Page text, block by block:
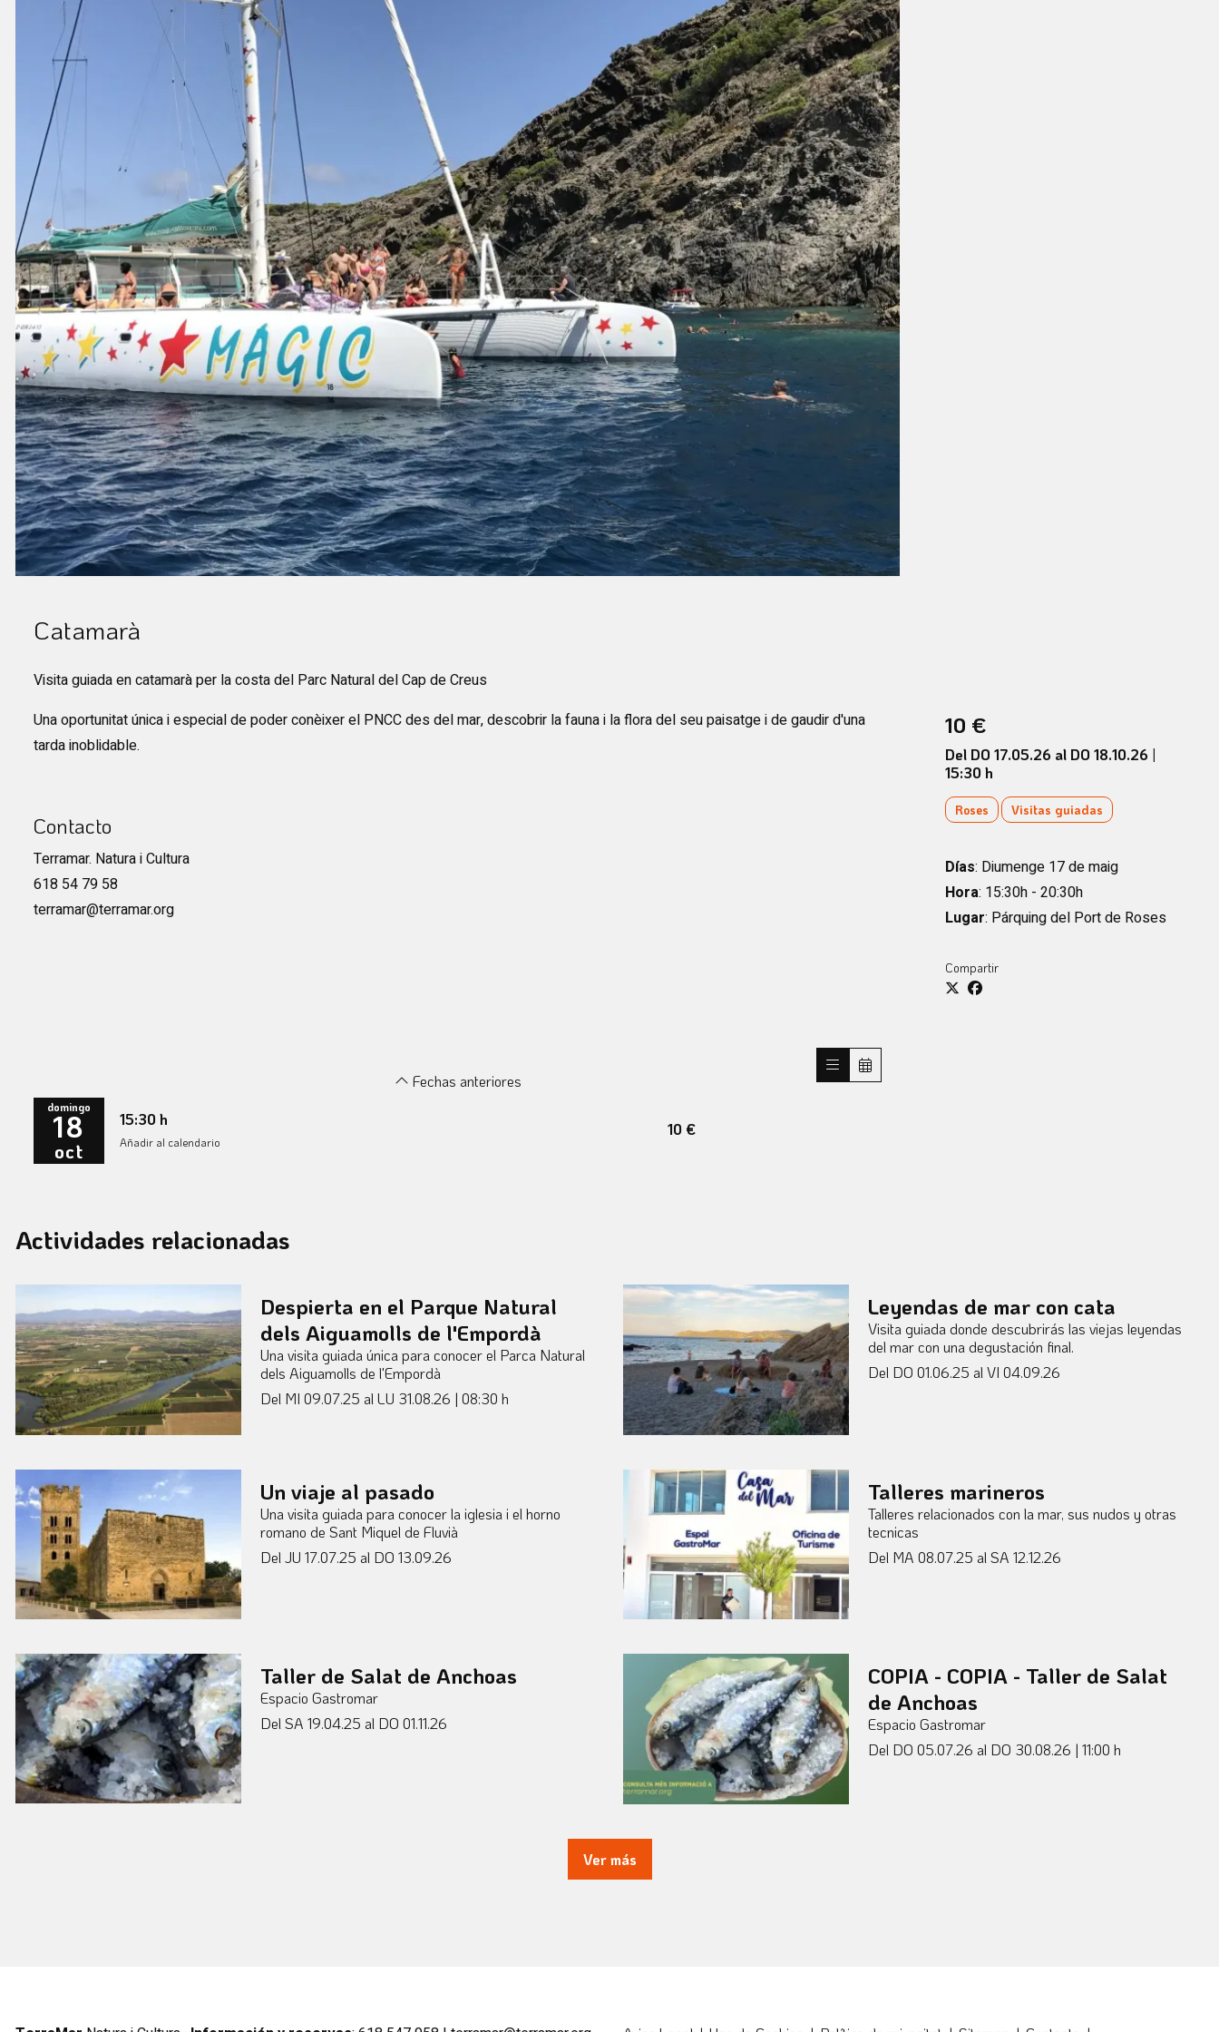
10 €
Del DO 17.05.26 al DO 18.10.26 |
15:30 h
Roses Visitas guiadas
Días: Diumenge 17 de maig
Hora: 15:30h - 20:30h
Lugar: Párquing del Port de Roses
Compartir
Catamarà
Visita guiada en catamarà per la costa del Parc Natural del Cap de Creus
Una oportunitat única i especial de poder conèixer el PNCC des del mar, descobrir la fauna i la flora del seu paisatge i de gaudir d'una
tarda inoblidable.
Contacto
Terramar. Natura i Cultura
618 54 79 58
terramar@terramar.org
Fechas anteriores
domingo
18
oct
15:30 h
Añadir al calendario
10 €
Actividades relacionadas
Despierta en el Parque Natural
dels Aiguamolls de l'Empordà
Una visita guiada única para conocer el Parca Natural
dels Aiguamolls de l'Empordà
Del MI 09.07.25 al LU 31.08.26 | 08:30 h
Leyendas de mar con cata
Visita guiada donde descubrirás las viejas leyendas
del mar con una degustación final.
Del DO 01.06.25 al VI 04.09.26
Un viaje al pasado
Una visita guiada para conocer la iglesia i el horno
romano de Sant Miquel de Fluvià
Del JU 17.07.25 al DO 13.09.26
Talleres marineros
Talleres relacionados con la mar, sus nudos y otras
tecnicas
Del MA 08.07.25 al SA 12.12.26
Taller de Salat de Anchoas
Espacio Gastromar
Del SA 19.04.25 al DO 01.11.26
COPIA - COPIA - Taller de Salat
de Anchoas
Espacio Gastromar
Del DO 05.07.26 al DO 30.08.26 | 11:00 h
Ver más